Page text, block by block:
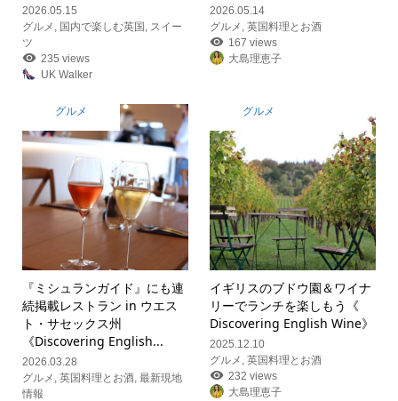
2026.05.15
グルメ , 国内で楽しむ英国 , スイー
ツ
235 views
UK Walker
2026.05.14
グルメ ,英国料理とお酒
167 views
大島理恵子
グルメ
『ミシュランガイド』にも連
続掲載レストラン in ウエス
ト・サセックス州
《Discovering English...
2026.03.28
グルメ , 英国料理とお酒, 最新現地
情報
グルメ
イギリスのブドウ園＆ワイナ
リーでランチを楽しもう《
Discovering English Wine》
2025.12.10
グルメ ,英国料理とお酒
232 views
大島理恵子